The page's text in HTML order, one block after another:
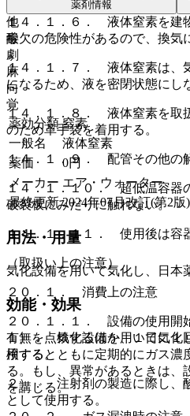
１４．１．６． 液体窒素を建
酸欠の危険性があるので、換気
１４．１．７． 液体窒素は、
になるため、液を密閉状態にし
１４．１．８． 液体窒素を取
のため革手袋を着用する。
１４．１．９． 配管その他の
１４．１．１０． 超低温容器
破裂板にみだりに触れない。
１４．１．１１． 使用後は容
（取扱い上の注意）
２０．１． 消費上の注意
２０．１．１． 設備の使用開
有無を点検するほか、１日に１
検するとともに定期的にガス濃
る。もし、異常があるときは、
を講じる。
薬剤情報
他
毒
劇
麻
向
覚
薬効分類 窒素
一般名
液体窒素
薬価
0円
メーカー エア・ウォーター
最終更新 2024年07月改訂(第2版)
用法・用量
気化設備を用いて気化し、日本
効能・効果
１）． 気化設備を用いて気化
用する。
２）． 注射剤の製造に際し、
として使用する。